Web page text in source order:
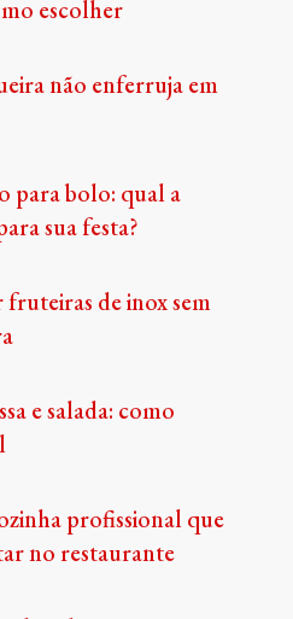
escolher
não enferruja em
para bolo: qual a
sua festa?
de inox sem
e salada: como
profissional que
no restaurante